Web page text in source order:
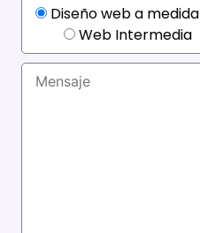
Diseño web a medida
Web Intermedia